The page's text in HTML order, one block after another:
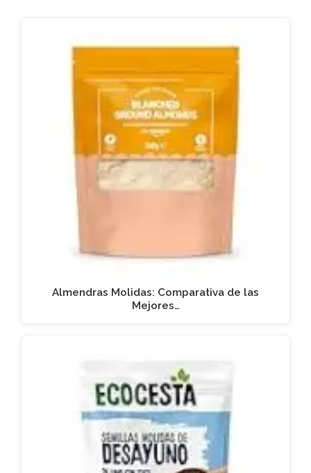
Almendras Molidas: Comparativa de las
Mejores…